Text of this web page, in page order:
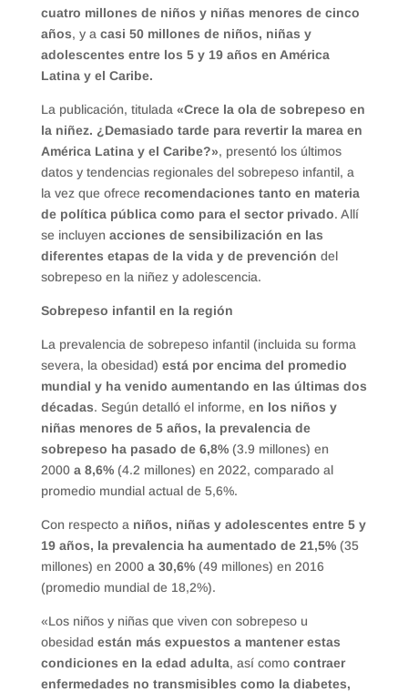
cuatro millones de niños y niñas menores de cinco
años, y a casi 50 millones de niños, niñas y
adolescentes entre los 5 y 19 años en América
Latina y el Caribe.
La publicación, titulada «Crece la ola de sobrepeso en
la niñez. ¿Demasiado tarde para revertir la marea en
América Latina y el Caribe?», presentó los últimos
datos y tendencias regionales del sobrepeso infantil, a
la vez que ofrece recomendaciones tanto en materia
de política pública como para el sector privado. Allí
se incluyen acciones de sensibilización en las
diferentes etapas de la vida y de prevención del
sobrepeso en la niñez y adolescencia.
Sobrepeso infantil en la región
La prevalencia de sobrepeso infantil (incluida su forma
severa, la obesidad) está por encima del promedio
mundial y ha venido aumentando en las últimas dos
décadas. Según detalló el informe, en los niños y
niñas menores de 5 años, la prevalencia de
sobrepeso ha pasado de 6,8% (3.9 millones) en
2000 a 8,6%(4.2 millones) en 2022, comparado al
promedio mundial actual de 5,6%.
Con respecto a niños, niñas y adolescentes entre 5 y
19 años, la prevalencia ha aumentado de 21,5% (35
millones) en 2000 a 30,6%(49 millones) en 2016
(promedio mundial de 18,2%).
«Los niños y niñas que viven con sobrepeso u
obesidad están más expuestos a mantener estas
condiciones en la edad adulta, así como contraer
enfermedades no transmisibles como la diabetes,